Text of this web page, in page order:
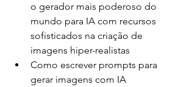
o gerador mais poderoso do
mundo para IA com recursos
sofisticados na criação de
imagens hiper-realistas
Como escrever prompts para
gerar imagens com IA